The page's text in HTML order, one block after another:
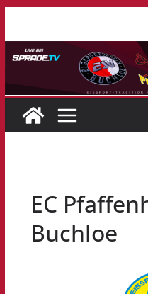
springen
EC
Buchloe